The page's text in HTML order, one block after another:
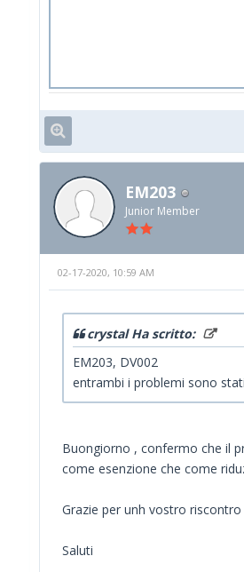
EM203
Junior Member
02-17-2020, 10:59 AM
crystal Ha scritto:
EM203, DV002
entrambi i problemi sono
Buongiorno , confermo che il
come esenzione che come
Grazie per unh vostro riscontro
Saluti